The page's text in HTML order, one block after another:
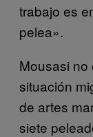
trabajo es
pelea».
Mousasi no
situación
de artes
siete